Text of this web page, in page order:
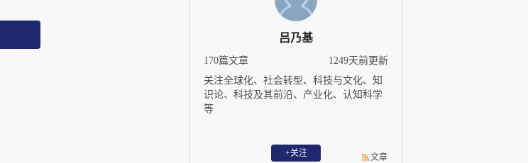
吕乃基
170篇文章
1249天前更新
关注全球化、社会转型、科技与文化、知
识论、科技及其前沿、产业化、认知科学
等
+关注 文章